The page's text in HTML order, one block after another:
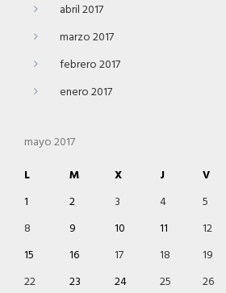
abril 2017
marzo 2017
febrero 2017
enero 2017
mayo 2017
L
M X J V
1
2 3 4 5
8
9 10 11 12
15
16 17 18 19
22
23 24 25 26